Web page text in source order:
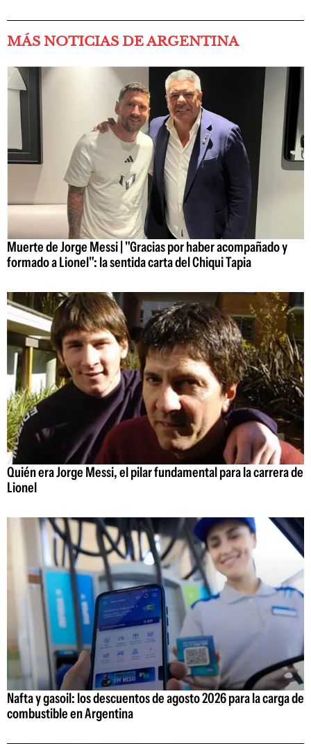
MÁS NOTICIAS DE ARGENTINA
Muerte de Jorge Messi | "Gracias por haber acompañado y
formado a Lionel": la sentida carta del Chiqui Tapia
Quién era Jorge Messi, el pilar fundamental para la carrera de
Lionel
Nafta y gasoil: los descuentos de agosto 2026 para la carga de
combustible en Argentina